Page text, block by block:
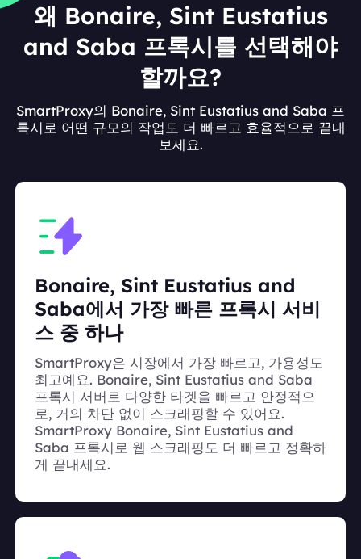
왜 Bonaire, Sint Eustatius
and Saba 프록시를 선택해야
할까요?
SmartProxy의 Bonaire, Sint Eustatius and Saba 프
록시로 어떤 규모의 작업도 더 빠르고 효율적으로 끝내
보세요.
Bonaire, Sint Eustatius and
Saba에서 가장 빠른 프록시 서비
스 중 하나
SmartProxy은 시장에서 가장 빠르고, 가용성도
최고예요. Bonaire, Sint Eustatius and Saba
프록시 서버로 다양한 타겟을 빠르고 안정적으
로, 거의 차단 없이 스크래핑할 수 있어요.
SmartProxy Bonaire, Sint Eustatius and
Saba 프록시로 웹 스크래핑도 더 빠르고 정확하
게 끝내세요.